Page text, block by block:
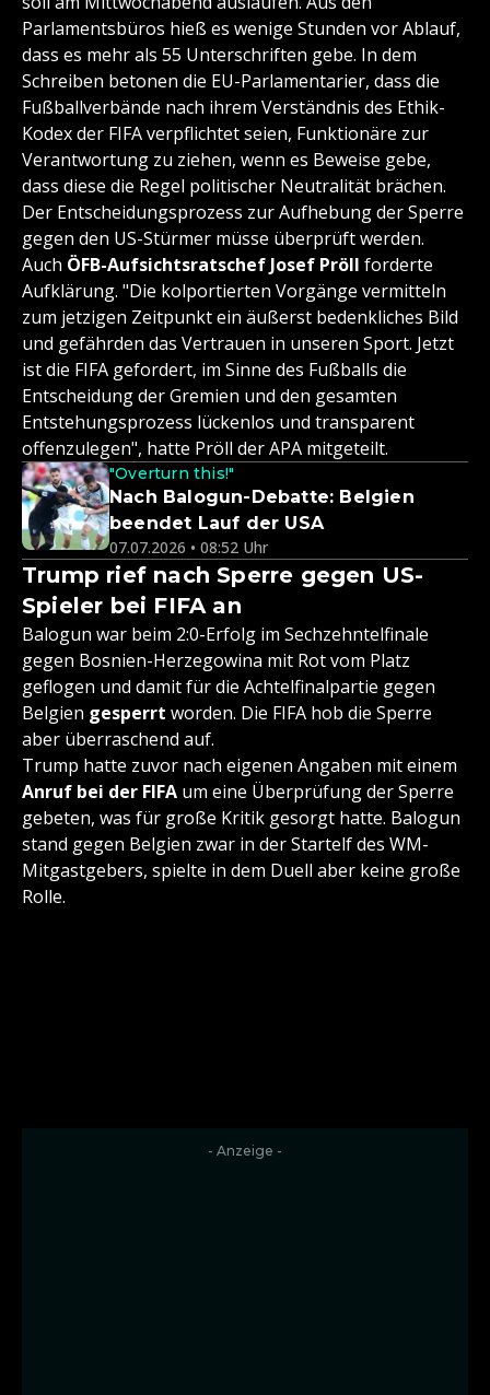
Parlamentsbüros hieß es wenige Stunden vor Ablauf,
dass es mehr als 55 Unterschriften gebe. In dem
Schreiben betonen die EU-Parlamentarier, dass die
Fußballverbände nach ihrem Verständnis des Ethik-
Kodex der FIFA verpflichtet seien, Funktionäre zur
Verantwortung zu ziehen, wenn es Beweise gebe,
dass diese die Regel politischer Neutralität brächen.
Der Entscheidungsprozess zur Aufhebung der Sperre
gegen den US-Stürmer müsse überprüft werden.
Auch ÖFB-Aufsichtsratschef Josef Pröll forderte
Aufklärung. "Die kolportierten Vorgänge vermitteln
zum jetzigen Zeitpunkt ein äußerst bedenkliches Bild
und gefährden das Vertrauen in unseren Sport. Jetzt
ist die FIFA gefordert, im Sinne des Fußballs die
Entscheidung der Gremien und den gesamten
Entstehungsprozess lückenlos und transparent
offenzulegen", hatte Pröll der APA mitgeteilt.
"Overturn this!"
Nach Balogun-Debatte: Belgien
beendet Lauf der USA
07.07.2026 • 08:52 Uhr
Trump rief nach Sperre gegen US-
Spieler bei FIFA an
Balogun war beim 2:0-Erfolg im Sechzehntelfinale
gegen Bosnien-Herzegowina mit Rot vom Platz
geflogen und damit für die Achtelfinalpartie gegen
Belgien gesperrt worden. Die FIFA hob die Sperre
aber überraschend auf.
Trump hatte zuvor nach eigenen Angaben mit einem
Anruf bei der FIFA um eine Überprüfung der Sperre
gebeten, was für große Kritik gesorgt hatte. Balogun
stand gegen Belgien zwar in der Startelf des WM-
Mitgastgebers, spielte in dem Duell aber keine große
Rolle.
- Anzeige -